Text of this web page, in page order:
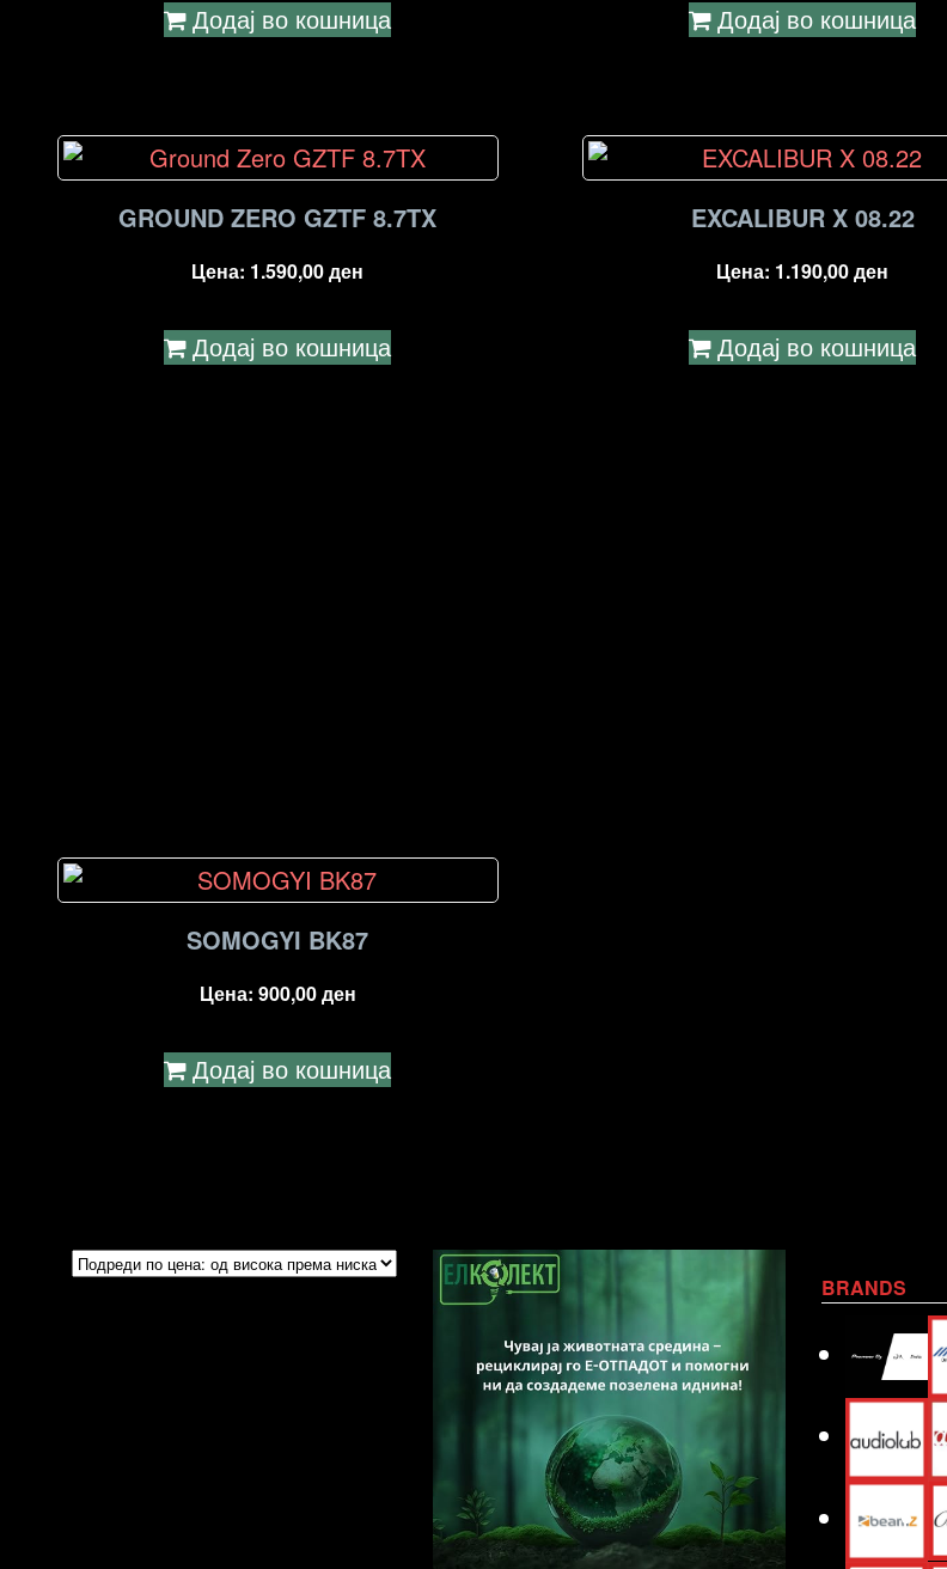
Додај во кошница Додај во кошница
GROUND ZERO GZTF 8.7TX
Цена: 1.590,00ден
Додај во кошница
EXCALIBUR X 08.22
Цена: 1.190,00ден
Додај во кошница
SOMOGYI BK87
Цена: 900,00ден
Додај во кошница
BRANDS